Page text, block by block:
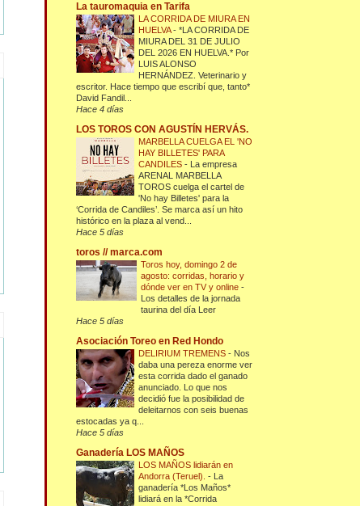
La tauromaquia en Tarifa
LA CORRIDA DE MIURA EN
HUELVA-*LA CORRIDA DE
MIURA DEL 31 DE JULIO
DEL 2026 EN HUELVA.* Por
LUIS ALONSO
HERNÁNDEZ. Veterinario y
escritor. Hace tiempo que escribí que, tanto*
David Fandil...
Hace 4 días
LOS TOROS CON AGUSTÍN HERVÁS.
MARBELLA CUELGA EL 'NO
HAY BILLETES' PARA
CANDILES- La empresa
ARENAL MARBELLA
TOROS cuelga el cartel de
'No hay Billetes' para la
‘Corrida de Candiles’. Se marca así un hito
histórico en la plaza al vend...
Hace 5 días
toros // marca.com
Toros hoy, domingo 2 de
agosto: corridas, horario y
dónde ver en TV y online-
Los detalles de la jornada
taurina del día Leer
Hace 5 días
Asociación Toreo en Red Hondo
DELIRIUM TREMENS- Nos
daba una pereza enorme ver
esta corrida dado el ganado
anunciado. Lo que nos
decidió fue la posibilidad de
deleitarnos con seis buenas
estocadas ya q...
Hace 5 días
Ganadería LOS MAÑOS
LOS MAÑOS lidiarán en
Andorra (Teruel).- La
ganadería *Los Maños*
lidiará en la *Corrida